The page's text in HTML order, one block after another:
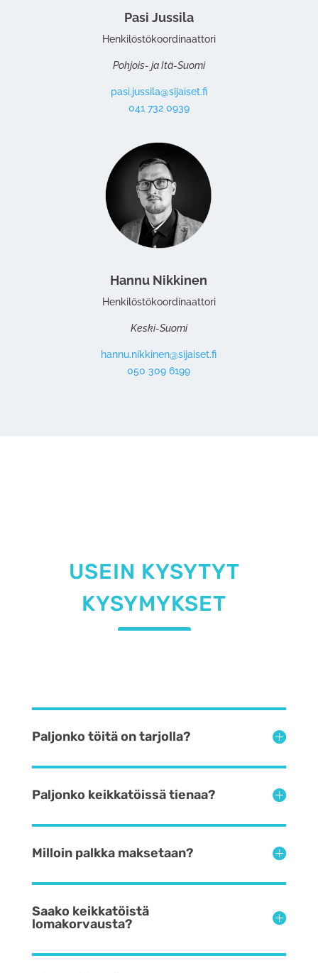
Pasi Jussila
Henkilöstökoordinaattori
Pohjois- ja Itä-Suomi
pasi.jussila@sijaiset.fi
041 732 0939
Hannu Nikkinen
Henkilöstökoordinaattori
Keski-Suomi
hannu.nikkinen@sijaiset.fi
050 309 6199
USEIN KYSYTYT
KYSYMYKSET
Paljonko töitä on tarjolla?
Paljonko keikkatöissä tienaa?
Milloin palkka maksetaan?
Saako keikkatöistä
lomakorvausta?